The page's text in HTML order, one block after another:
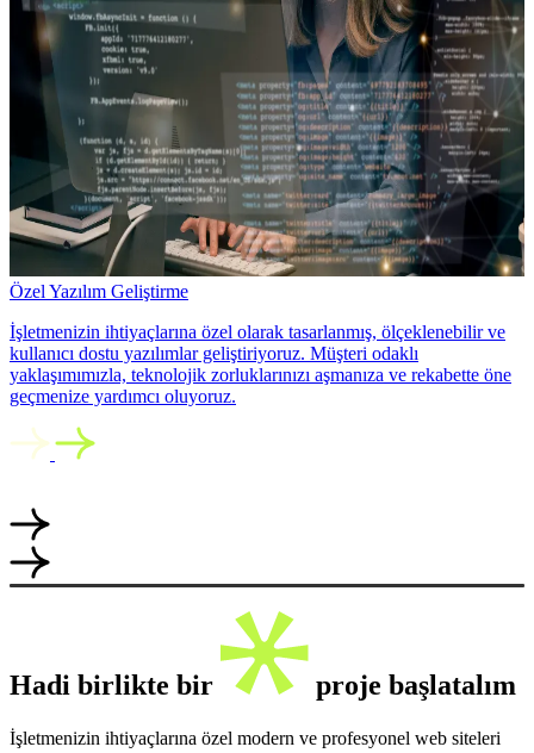
Özel Yazılım Geliştirme
İşletmenizin ihtiyaçlarına özel olarak tasarlanmış, ölçeklenebilir ve
kullanıcı dostu yazılımlar geliştiriyoruz. Müşteri odaklı
yaklaşımımızla, teknolojik zorluklarınızı aşmanıza ve rekabette öne
geçmenize yardımcı oluyoruz.
Hadi birlikte bir proje başlatalım
İşletmenizin ihtiyaçlarına özel modern ve profesyonel web siteleri